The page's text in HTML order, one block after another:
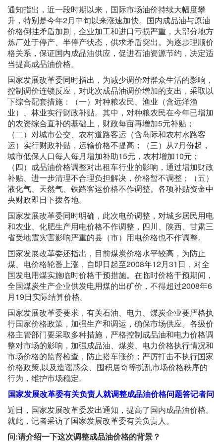
通知指出，近一段时期以来，国际市场油价持续大幅度攀
升，特别是今年2月中旬以来涨速加快。国内成品油与原油
价格倒挂矛盾加剧，企业加工和进口亏损严重，大部分地方
炼厂处于停产、半停产状态，供求矛盾突出。为逐步理顺价
格关系，保证国内成品油供应，促进石油资源节约，决定适
当提高成品油价格。
国家发展改革委同时指出，为减少调价对群众生活的影响，
控制调价连锁反应，对此次成品油调价增加的支出，采取以
下综合配套措施：（一）对种粮农民、渔业（含远洋渔
业）、林业实行财政补贴。其中，对种粮农民在今年已增加
的农资综合直补的基础上，财政每亩再增加5元补贴；
（二）对城市公交、农村道路客运（含岛际和农村水路客
运）实行财政补贴，运输价格不提高；（三）从7月份起，
城市低保人口每人每月增加补助15元，农村增加10元；
（四）成品油价格调整对出租车行业的影响，通过增加财政
补贴、进一步清理不合理负担解决，价格暂不调整；（五）
液化气、天然气、铁路客运价格不作调整。各项补贴资金中
央财政即日下拨各地。
国家发展改革委同时明确，此次电价调整，对城乡居民用电
和农业、化肥生产用电价格不作调整，四川、陕西、甘肃三
省受地震灾害影响严重的县（市）用电价格也不作调整。
国家发展改革委还指出，目前煤炭价格水平较高，为防止
煤、电价格轮番上涨，自即日起至2008年12月31日，对全
国发电用煤实施临时价格干预措施。在临时价格干预期间，
全国煤炭生产企业供发电用煤的出矿价，不得超过2008年6
月19日实际结算价格。
国家发展改革委要求，有关石油、电力、煤炭企业要严格执
行国家价格政策，加强生产和调运，确保市场供应。各级价
格主管部门要采取多种措施，严格控制成品油和电力价格调
整对市场的影响，加强成品油、煤炭、电力价格执行情况和
市场价格的监督检查，防止搭车涨价；严厉打击不执行国家
价格政策,以及造谣惑众、囤积居奇等扰乱市场价格秩序的
行为，维护市场稳定。
国家发展改革委有关负责人就调整成品油价格问题答记者问
近日，国家发展改革委发出通知，提高了国内成品油价格。
就此，记者采访了国家发展改革委有关负责人。
问:请介绍一下这次调整成品油价格的背景？